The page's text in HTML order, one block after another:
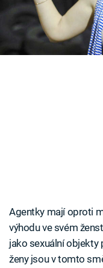
Časopis
Sledujte prima+
Agentky mají oproti
výhodu ve svém
jako sexuální objekty
ženy jsou v tomto